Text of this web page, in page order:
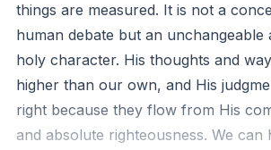
things are measured. It is not a
human debate but an unchangeable
holy character. His thoughts and
higher than our own, and His
right because they flow from His
and absolute righteousness. We can